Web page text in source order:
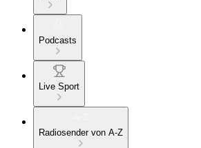
Podcasts
Live Sport
Radiosender von A-Z